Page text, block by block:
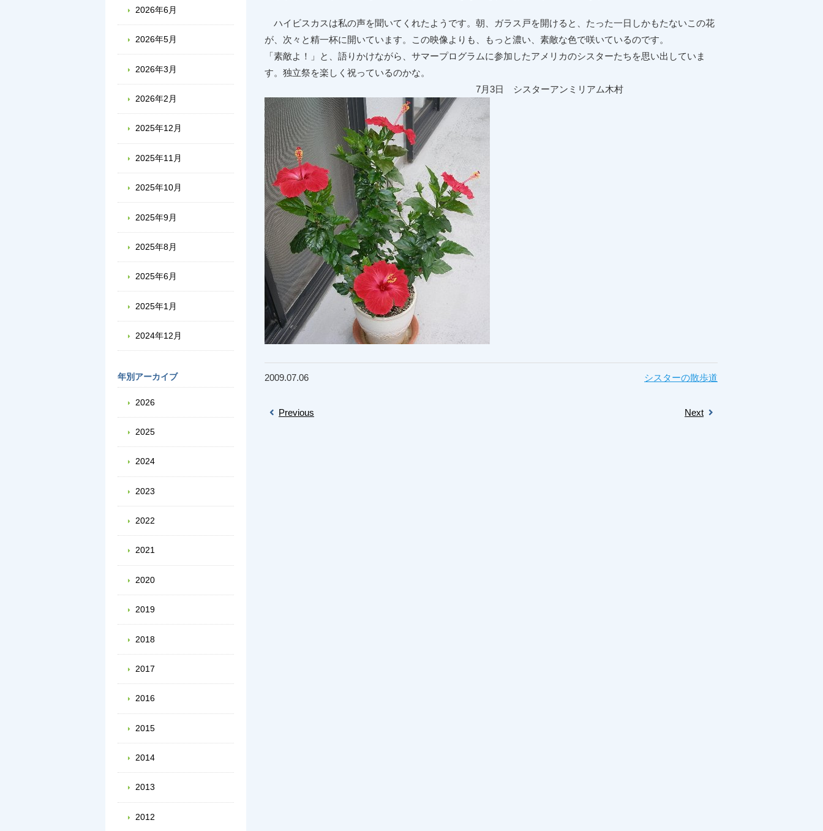
ハイビスカスは私の声を聞いてくれたようです。朝、ガラス戸を開けると、たった一日しかもたないこの花
が、次々と精一杯に開いています。この映像よりも、もっと濃い、素敵な色で咲いているのです。
「素敵よ！」と、語りかけながら、サマープログラムに参加したアメリカのシスターたちを思い出していま
す。独立祭を楽しく祝っているのかな。
7月3日 シスターアンミリアム木村
2009.07.06 シスターの散歩道
Previous Next
2026年6月
2026年5月
2026年3月
2026年2月
2025年12月
2025年11月
2025年10月
2025年9月
2025年8月
2025年6月
2025年1月
2024年12月
年別アーカイブ
2026
2025
2024
2023
2022
2021
2020
2019
2018
2017
2016
2015
2014
2013
2012